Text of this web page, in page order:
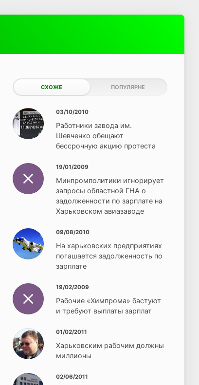
СХОЖЕ ПОПУЛЯРНЕ
03/10/2010
Работники завода им.
Шевченко обещают
бессрочную акцию протеста
19/01/2009
Минпромполитики игнорирует
запросы областной ГНА о
задолженности по зарплате на
Харьковском авиазаводе
09/08/2010
На харьковских предприятиях
погашается задолженность по
зарплате
19/02/2009
Рабочие «Химпрома» бастуют
и требуют выплаты зарплат
01/02/2011
Харьковским рабочим должны
миллионы
02/06/2011